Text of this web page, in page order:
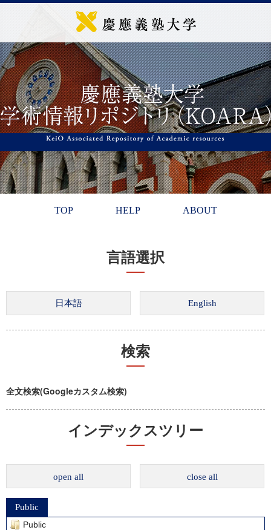
TOP HELP ABOUT
言語選択
検索
全文検索(Googleカスタム検索)
インデックスツリー
open all close all
Public
Public